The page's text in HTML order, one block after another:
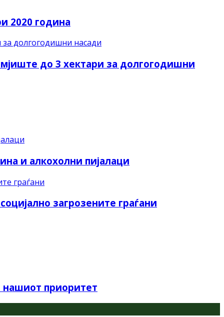
2020 година
до 3 хектари за долгогодишни
и алкохолни пијалаци
загрозените граѓани
приоритет